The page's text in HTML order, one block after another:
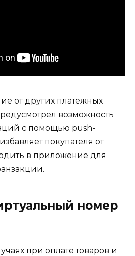
от других платежных
возможность
с помощью push-
покупателя от
в приложение для
номер
при оплате товаров и